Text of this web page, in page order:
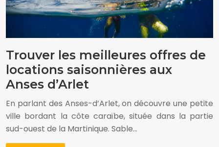
Trouver les meilleures offres de
locations saisonnières aux
Anses d’Arlet
En parlant des Anses-d’Arlet, on découvre une petite
ville bordant la côte caraïbe, située dans la partie
sud-ouest de la Martinique. Sable…